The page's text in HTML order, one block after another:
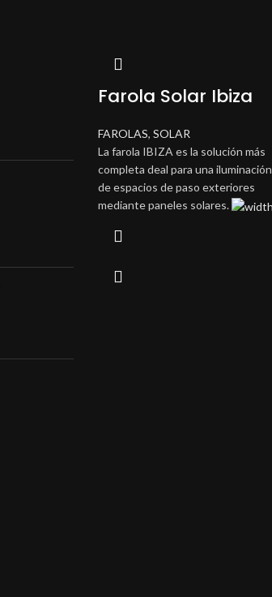
Farola Solar Ibiza
FAROLAS, SOLAR
La farola IBIZA es la solución más
completa deal para una iluminación
de espacios de paso exteriores
mediante paneles solares.